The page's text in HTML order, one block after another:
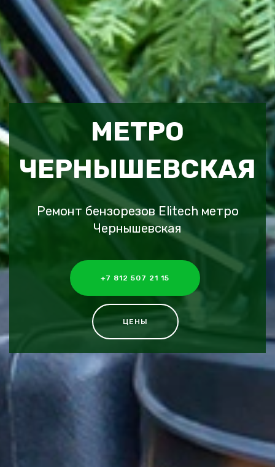
МЕТРО
ЧЕРНЫШЕВСКАЯ
Ремонт бензорезов Elitech метро
Чернышевская
+7 812 507 21 15
ЦЕНЫ